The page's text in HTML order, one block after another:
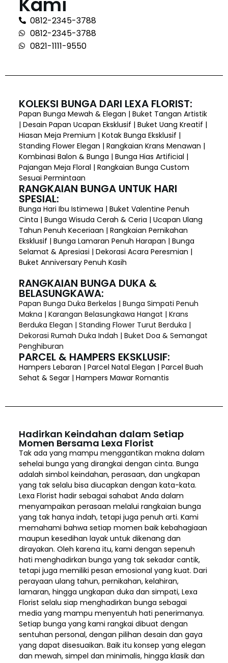
0812-2345-3788
0812-2345-3788
0821-1111-9550
KOLEKSI BUNGA DARI LEXA FLORIST:
Papan Bunga Mewah & Elegan | Buket Tangan Artistik
| Desain Papan Ucapan Eksklusif | Buket Uang Kreatif |
Hiasan Meja Premium | Kotak Bunga Eksklusif |
Standing Flower Elegan | Rangkaian Krans Menawan |
Kombinasi Balon & Bunga | Bunga Hias Artificial |
Pajangan Meja Floral | Rangkaian Bunga Custom
Sesuai Permintaan
RANGKAIAN BUNGA UNTUK HARI
SPESIAL:
Bunga Hari Ibu Istimewa | Buket Valentine Penuh
Cinta | Bunga Wisuda Cerah & Ceria | Ucapan Ulang
Tahun Penuh Keceriaan | Rangkaian Pernikahan
Eksklusif | Bunga Lamaran Penuh Harapan | Bunga
Selamat & Apresiasi | Dekorasi Acara Peresmian |
Buket Anniversary Penuh Kasih
RANGKAIAN BUNGA DUKA &
BELASUNGKAWA:
Papan Bunga Duka Berkelas | Bunga Simpati Penuh
Makna | Karangan Belasungkawa Hangat | Krans
Berduka Elegan | Standing Flower Turut Berduka |
Dekorasi Rumah Duka Indah | Buket Doa & Semangat
Penghiburan
PARCEL & HAMPERS EKSKLUSIF:
Hampers Lebaran | Parcel Natal Elegan | Parcel Buah
Sehat & Segar | Hampers Mawar Romantis
Hadirkan Keindahan dalam Setiap
Momen Bersama Lexa Florist
Tak ada yang mampu menggantikan makna dalam
sehelai bunga yang dirangkai dengan cinta. Bunga
adalah simbol keindahan, perasaan, dan ungkapan
yang tak selalu bisa diucapkan dengan kata-kata.
Lexa Florist hadir sebagai sahabat Anda dalam
menyampaikan perasaan melalui rangkaian bunga
yang tak hanya indah, tetapi juga penuh arti. Kami
memahami bahwa setiap momen baik kebahagiaan
maupun kesedihan layak untuk dikenang dan
dirayakan. Oleh karena itu, kami dengan sepenuh
hati menghadirkan bunga yang tak sekadar cantik,
tetapi juga memiliki pesan emosional yang kuat. Dari
perayaan ulang tahun, pernikahan, kelahiran,
lamaran, hingga ungkapan duka dan simpati, Lexa
Florist selalu siap menghadirkan bunga sebagai
media yang mampu menyentuh hati penerimanya.
Setiap bunga yang kami rangkai dibuat dengan
sentuhan personal, dengan pilihan desain dan gaya
yang dapat disesuaikan. Baik itu konsep yang elegan
dan mewah, simpel dan minimalis, hingga klasik dan